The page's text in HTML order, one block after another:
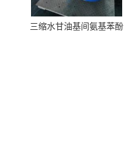
三缩水甘油基间氨基苯酚